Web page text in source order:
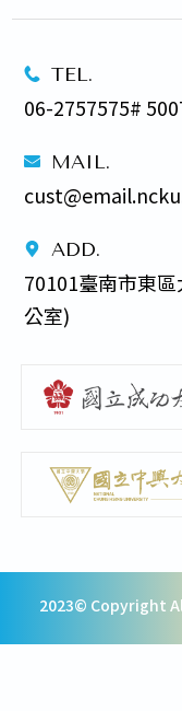
TEL.
06-2757575#
MAIL.
ADD.
70101臺南市東
公室)
2023© Copyright